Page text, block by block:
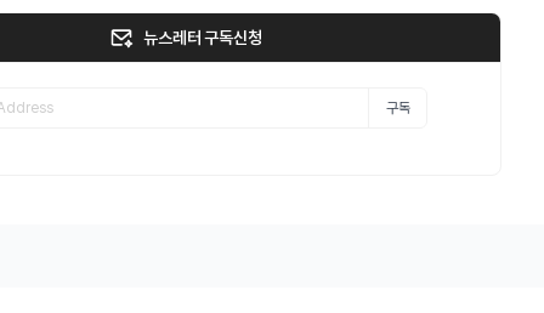
뉴스레터 구독신청
구독